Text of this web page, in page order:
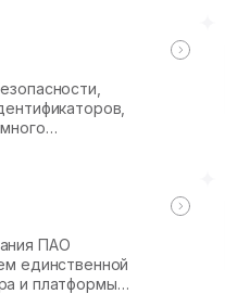
Microsoft.
ПАО
единственной
и платформы